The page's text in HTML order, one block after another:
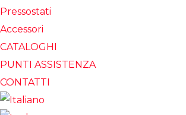
Pressostati
Accessori
CATALOGHI
PUNTI ASSISTENZA
CONTATTI